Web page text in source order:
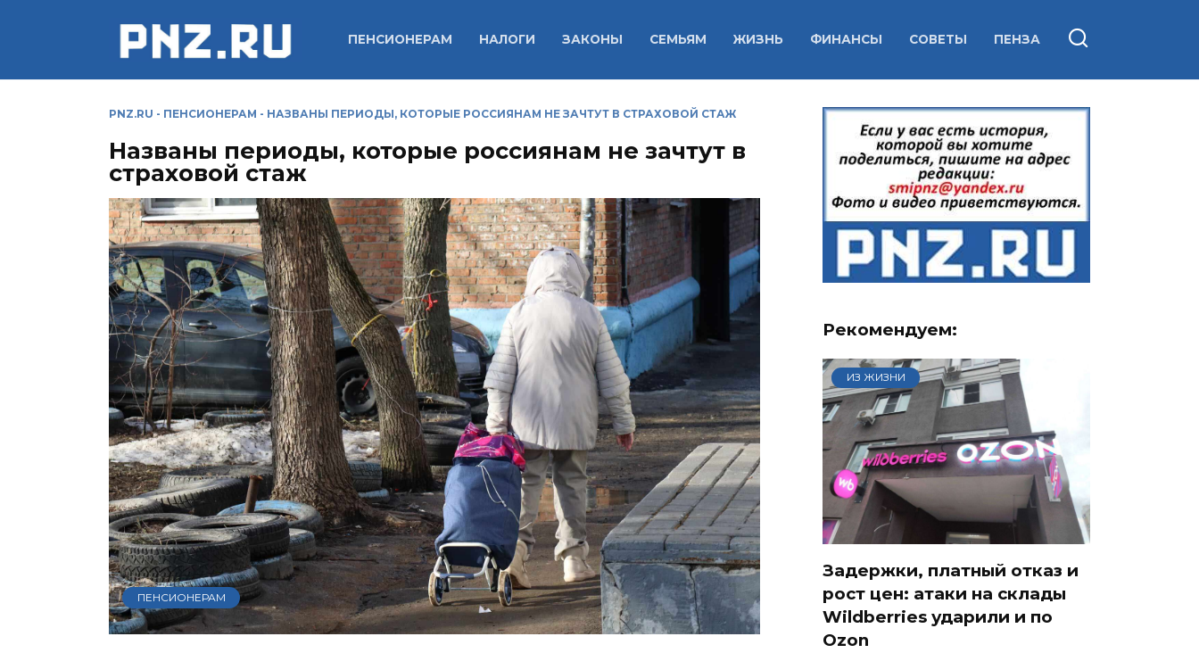
ПЕНСИОНЕРАМ НАЛОГИ ЗАКОНЫ СЕМЬЯМ ЖИЗНЬ ФИНАНСЫ СОВЕТЫ ПЕНЗА
PNZ.RU - ПЕНСИОНЕРАМ - НАЗВАНЫ ПЕРИОДЫ, КОТОРЫЕ РОССИЯНАМ НЕ ЗАЧТУТ В СТРАХОВОЙ СТАЖ
Названы периоды, которые россиянам не зачтут в
страховой стаж
ПЕНСИОНЕРАМ
Рекомендуем:
ИЗ ЖИЗНИ
Задержки, платный отказ и
рост цен: атаки на склады
Wildberries ударили и по
Ozon